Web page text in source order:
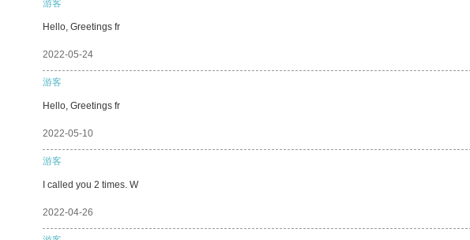
游客
Hello, Greetings fr
2022-05-24
游客
Hello, Greetings fr
2022-05-10
游客
I called you 2 times. W
2022-04-26